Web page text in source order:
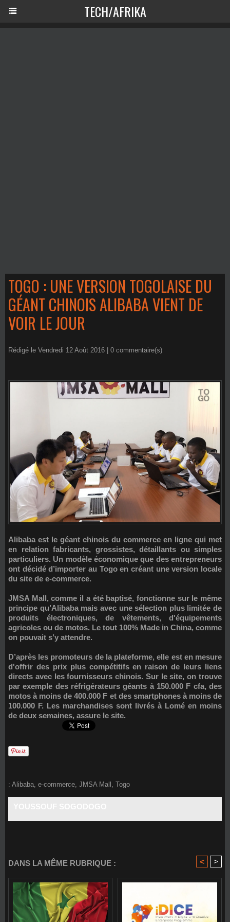
TECH/AFRIKA
TOGO : UNE VERSION TOGOLAISE DU
GÉANT CHINOIS ALIBABA VIENT DE
VOIR LE JOUR
Rédigé le Vendredi 12 Août 2016 | 0 commentaire(s)
Alibaba est le géant chinois du commerce en ligne qui met
en relation fabricants, grossistes, détaillants ou simples
particuliers. Un modèle économique que des entrepreneurs
ont décidé d’importer au Togo en créant une version locale
du site de e-commerce.
JMSA Mall, comme il a été baptisé, fonctionne sur le même
principe qu’Alibaba mais avec une sélection plus limitée de
produits électroniques, de vêtements, d'équipements
agricoles ou de motos. Le tout 100% Made in China, comme
on pouvait s’y attendre.
D’après les promoteurs de la plateforme, elle est en mesure
d'offrir des prix plus compétitifs en raison de leurs liens
directs avec les fournisseurs chinois. Sur le site, on trouve
par exemple des réfrigérateurs géants à 150.000 F cfa, des
motos à moins de 400.000 F et des smartphones à moins de
100.000 F. Les marchandises sont livrés à Lomé en moins
de deux semaines, assure le site.
: Alibaba e-commerce JMSA Mall Togo
DANS LA MÊME RUBRIQUE : < >